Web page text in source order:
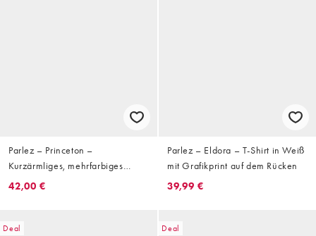
Parlez – Princeton –
Kurzärmliges, mehrfarbiges
Polohemd
42,00 €
Parlez – Eldora – T-Shirt in Weiß
mit Grafikprint auf dem Rücken
39,99 €
Deal Deal